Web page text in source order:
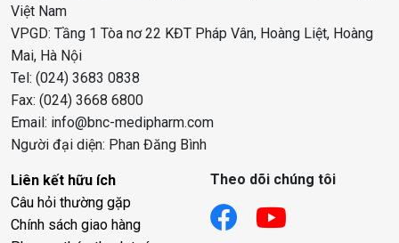
Việt Nam
VPGD: Tầng 1 Tòa nơ 22 KĐT Pháp Vân, Hoàng Liệt, Hoàng
Mai, Hà Nội
Tel: (024) 3683 0838
Fax: (024) 3668 6800
Email: info@bnc-medipharm.com
Người đại diện: Phan Đăng Bình
Liên kết hữu ích
Câu hỏi thường gặp
Chính sách giao hàng
Theo dõi chúng tôi